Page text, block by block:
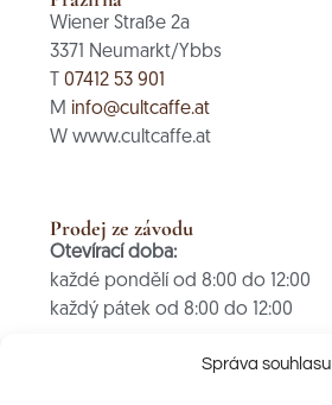
Správa souhlasu
Wiener Straße 2a
3371 Neumarkt/Ybbs
T07412 53 901
M info@cultcaffe.at
W www.cultcaffe.at
Prodej ze závodu
Otevírací doba:
každé pondělí od 8:00 do 12:00
každý pátek od 8:00 do 12:00
PLATBA POUZE V HOTOVOSTI